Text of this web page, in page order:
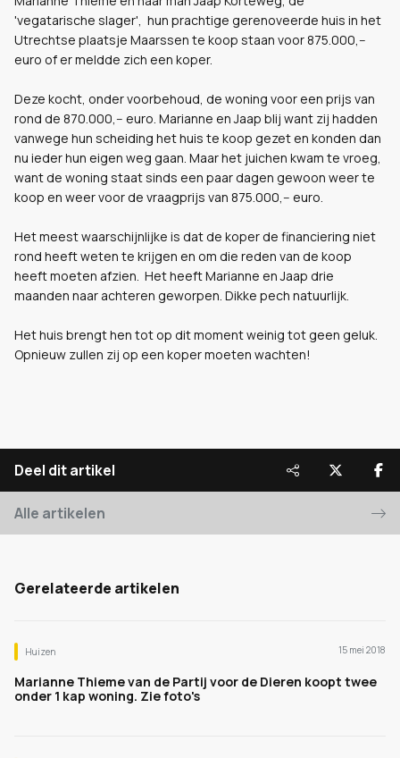
'vegatarische slager', hun prachtige gerenoveerde huis in het
Utrechtse plaatsje Maarssen te koop staan voor 875.000,--
euro of er meldde zich een koper.
Deze kocht, onder voorbehoud, de woning voor een prijs van
rond de 870.000,-- euro. Marianne en Jaap blij want zij hadden
vanwege hun scheiding het huis te koop gezet en konden dan
nu ieder hun eigen weg gaan. Maar het juichen kwam te vroeg,
want de woning staat sinds een paar dagen gewoon weer te
koop en weer voor de vraagprijs van 875.000,-- euro.
Het meest waarschijnlijke is dat de koper de financiering niet
rond heeft weten te krijgen en om die reden van de koop
heeft moeten afzien. Het heeft Marianne en Jaap drie
maanden naar achteren geworpen. Dikke pech natuurlijk.
Het huis brengt hen tot op dit moment weinig tot geen geluk.
Opnieuw zullen zij op een koper moeten wachten!
Deel dit artikel
Alle artikelen
Gerelateerde artikelen
Huizen 15 mei 2018
Marianne Thieme van de Partij voor de Dieren koopt twee
onder 1 kap woning. Zie foto's